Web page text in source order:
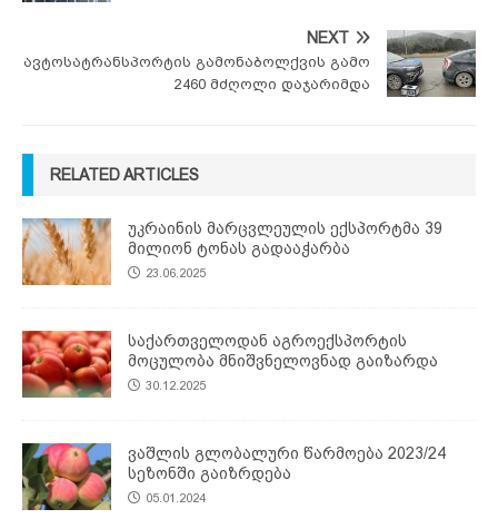
NEXT
ავტოსატრანსპორტის გამონაბოლქვის გამო
2460 მძღოლი დაჯარიმდა
RELATED ARTICLES
უკრაინის მარცვლეულის ექსპორტმა 39
მილიონ ტონას გადააჭარბა
23.06.2025
საქართველოდან აგროექსპორტის
მოცულობა მნიშვნელოვნად გაიზარდა
30.12.2025
ვაშლის გლობალური წარმოება 2023/24
სეზონში გაიზრდება
05.01.2024